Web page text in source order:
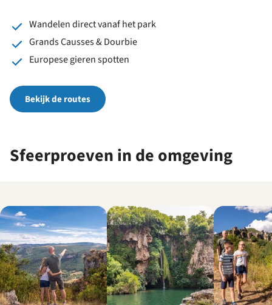
Wandelen direct vanaf het park
Grands Causses & Dourbie
Europese gieren spotten
Bekijk de routes
Sfeerproeven in de omgeving